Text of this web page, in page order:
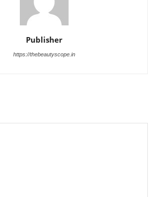
Publisher
https://thebeautyscope.in